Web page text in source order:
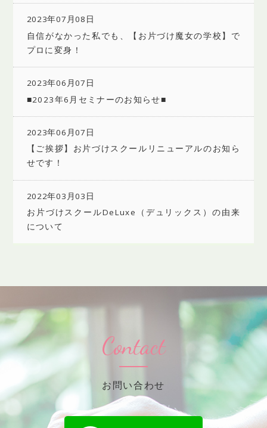
2023年07月08日
自信がなかった私でも、【お片づけ魔女の学校】で
プロに変身！
2023年06月07日
■2023年6月セミナーのお知らせ■
2023年06月07日
【ご挨拶】お片づけスクールリニューアルのお知ら
せです！
2022年03月03日
お片づけスクールDeLuxe（デュリックス）の由来
について
Contact
お問い合わせ